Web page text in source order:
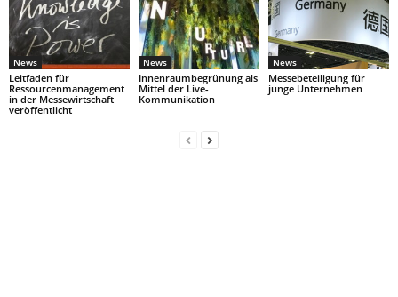
News
Leitfaden für
Ressourcenmanagement
in der Messewirtschaft
veröffentlicht
News
Innenraumbegrünung als
Mittel der Live-
Kommunikation
News
Messebeteiligung für
junge Unternehmen